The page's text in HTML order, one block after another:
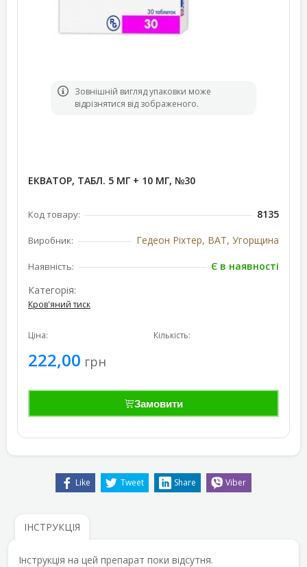
Зовнішній вигляд упаковки може
відрізнятися від зображеного.
ЕКВАТОР, ТАБЛ. 5 МГ + 10 МГ, №30
Код товару: 8135
Виробник: Гедеон Ріхтер, ВАТ, Угорщина
Наявність:
Є в наявності
Категорія:
Кров'яний тиск
Ціна:
222,00 грн
Кількість:
Замовити
Like Tweet Share Viber
ІНСТРУКЦІЯ
Інструкція на цей препарат поки відсутня.